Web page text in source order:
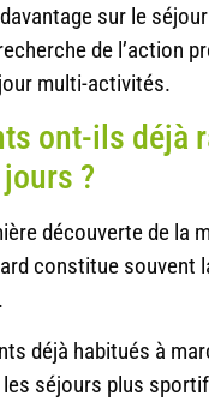
sur le séjour
de l’action
multi-activités.
ont-ils déjà
?
découverte de la
constitue souvent
déjà habitués à
les séjours plus